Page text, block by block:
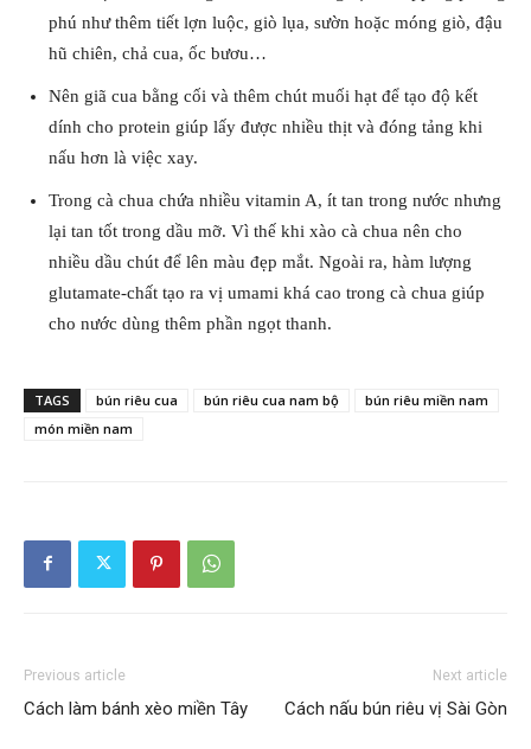
phú như thêm tiết lợn luộc, giò lụa, sườn hoặc móng giò, đậu
hũ chiên, chả cua, ốc bươu…
Nên giã cua bằng cối và thêm chút muối hạt để tạo độ kết
dính cho protein giúp lấy được nhiều thịt và đóng tảng khi
nấu hơn là việc xay.
Trong cà chua chứa nhiều vitamin A, ít tan trong nước nhưng
lại tan tốt trong dầu mỡ. Vì thế khi xào cà chua nên cho
nhiều dầu chút để lên màu đẹp mắt. Ngoài ra, hàm lượng
glutamate-chất tạo ra vị umami khá cao trong cà chua giúp
cho nước dùng thêm phần ngọt thanh.
TAGS bún riêu cua bún riêu cua nam bộ
bún riêu miền nam
món miền nam
Previous article
Cách làm bánh xèo miền Tây
Next article
Cách nấu bún riêu vị Sài Gòn